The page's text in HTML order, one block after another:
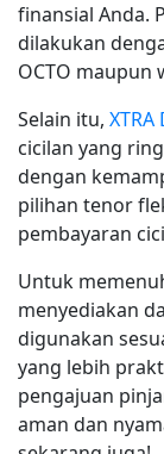
finansial Anda.
dilakukan
OCTO maupun
Selain itu, XTRA
cicilan yang
dengan
pilihan tenor
pembayaran
Untuk
menyediakan
digunakan
yang lebih
pengajuan
aman dan